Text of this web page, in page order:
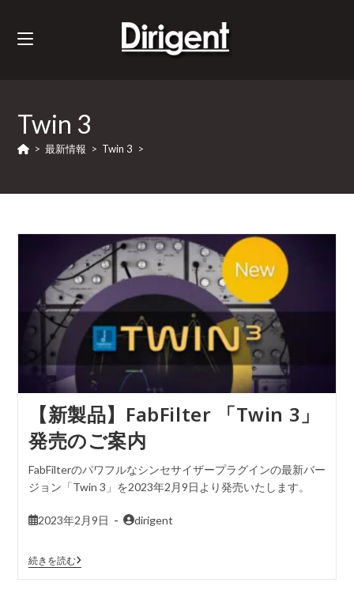
Twin 3
> 最新情報 > Twin 3 >
【新製品】FabFilter 「Twin 3」
発売のご案内
FabFilterのパワフルなシンセサイザープラグインの最新バー
ジョン「Twin 3」を2023年2月9日より発売いたします。
2023年2月9日 dirigent
続きを読む